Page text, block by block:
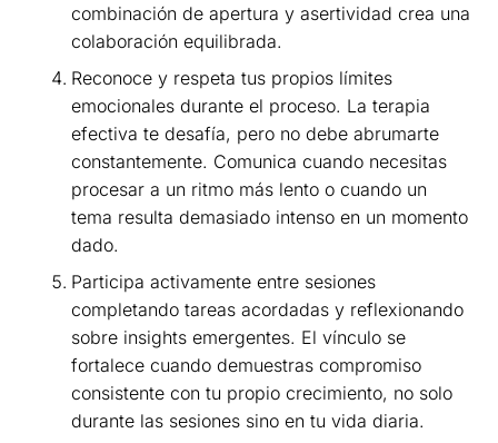
combinación de apertura y asertividad crea una
colaboración equilibrada.
Reconoce y respeta tus propios límites
emocionales durante el proceso. La terapia
efectiva te desafía, pero no debe abrumarte
constantemente. Comunica cuando necesitas
procesar a un ritmo más lento o cuando un
tema resulta demasiado intenso en un momento
dado.
Participa activamente entre sesiones
completando tareas acordadas y reflexionando
sobre insights emergentes. El vínculo se
fortalece cuando demuestras compromiso
consistente con tu propio crecimiento, no solo
durante las sesiones sino en tu vida diaria.